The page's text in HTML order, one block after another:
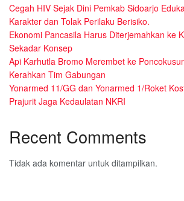
Cegah HIV Sejak Dini Pemkab Sidoarjo
Karakter dan Tolak Perilaku Berisiko.
Ekonomi Pancasila Harus Diterjemahkan ke
Sekadar Konsep
Api Karhutla Bromo Merembet ke
Kerahkan Tim Gabungan
Yonarmed 11/GG dan Yonarmed 1/Roket
Prajurit Jaga Kedaulatan NKRI
Recent Comments
Tidak ada komentar untuk ditampilkan.